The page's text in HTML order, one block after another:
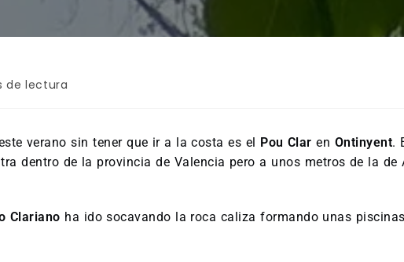
de lectura
verano sin tener que ir a la costa es el Pou Clar en Ontinyent.
dentro de la provincia de Valencia pero a unos metros de la
Clariano ha ido socavando la roca caliza formando unas